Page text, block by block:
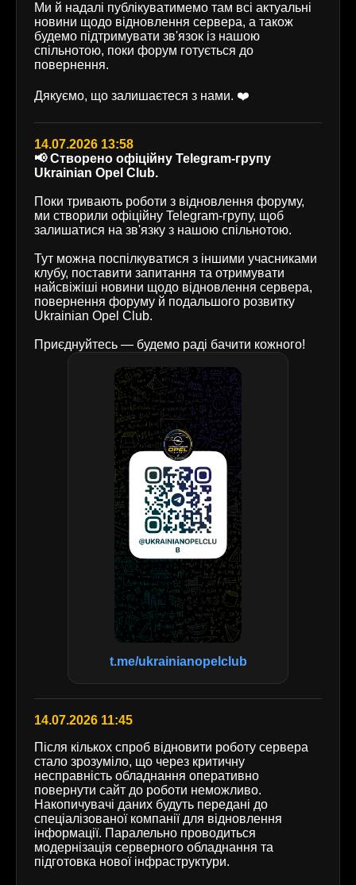
Ми й надалі публікуватимемо там всі актуальні
новини щодо відновлення сервера, а також
будемо підтримувати зв'язок із нашою
спільнотою, поки форум готується до
повернення.
Дякуємо, що залишаєтеся з нами. ❤️
14.07.2026 13:58
📢 Створено офіційну Telegram-групу
Ukrainian Opel Club.
Поки тривають роботи з відновлення форуму,
ми створили офіційну Telegram-групу, щоб
залишатися на зв'язку з нашою спільнотою.
Тут можна поспілкуватися з іншими учасниками
клубу, поставити запитання та отримувати
найсвіжіші новини щодо відновлення сервера,
повернення форуму й подальшого розвитку
Ukrainian Opel Club.
Приєднуйтесь — будемо раді бачити кожного!
t.me/ukrainianopelclub
14.07.2026 11:45
Після кількох спроб відновити роботу сервера
стало зрозуміло, що через критичну
несправність обладнання оперативно
повернути сайт до роботи неможливо.
Накопичувачі даних будуть передані до
спеціалізованої компанії для відновлення
інформації. Паралельно проводиться
модернізація серверного обладнання та
підготовка нової інфраструктури.